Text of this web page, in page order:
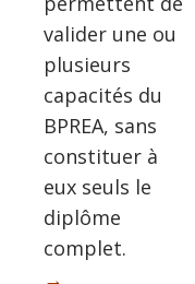
valider une ou
plusieurs
capacités du
BPREA, sans
constituer à
eux seuls le
diplôme
complet.
→